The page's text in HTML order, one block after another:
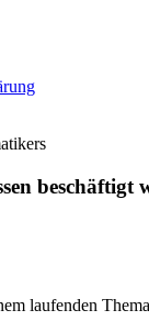
beschäftigt
laufenden